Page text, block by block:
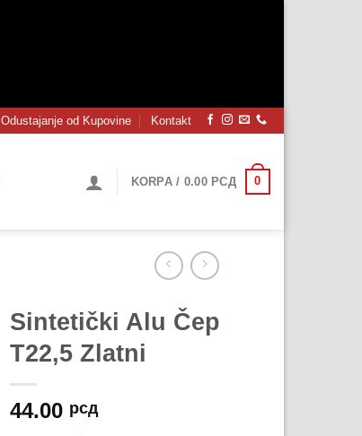
Odustajanje od Kupovine Kontakt
KORPA / 0.00 РСД 0
Sintetički Alu Čep
T22,5 Zlatni
44.00 рсд